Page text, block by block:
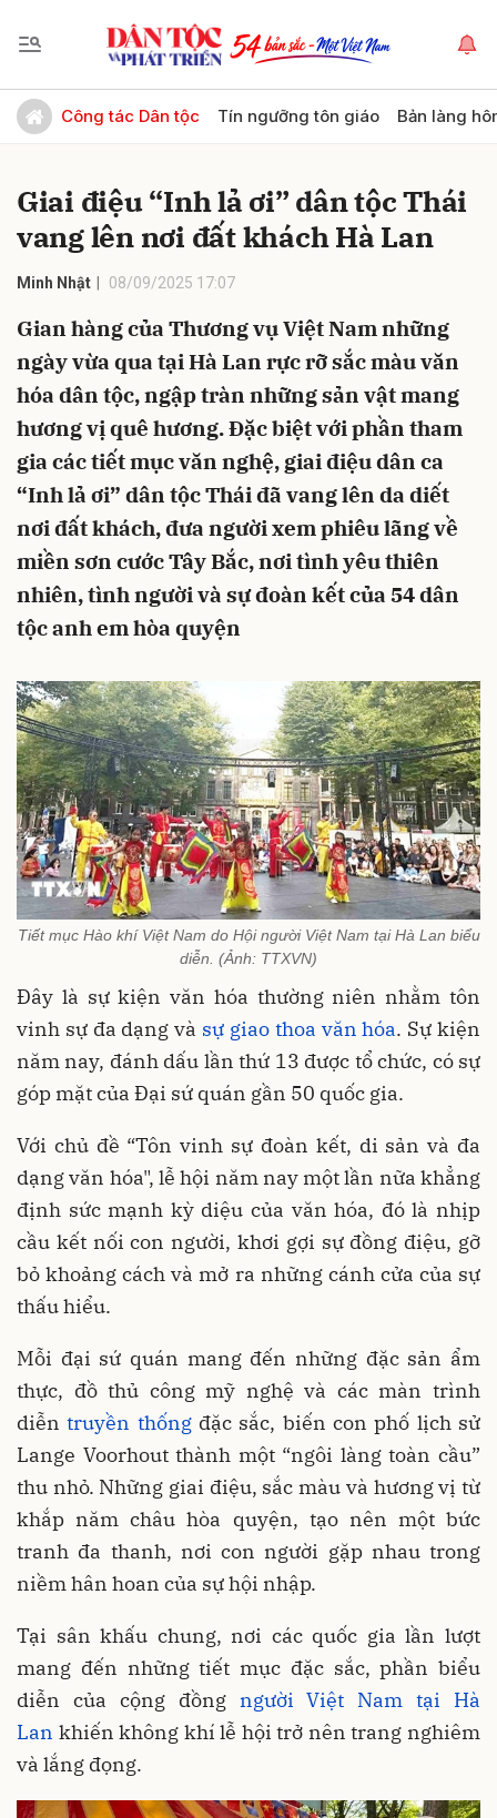
Công tác Dân tộc Tín ngưỡng tôn giáo Bản làng
Giai điệu “Inh lả ơi” dân tộc Thái
vang lên nơi đất khách Hà Lan
Minh Nhật 08/09/2025 17:07
Gian hàng của Thương vụ Việt Nam những
ngày vừa qua tại Hà Lan rực rỡ sắc màu văn
hóa dân tộc, ngập tràn những sản vật mang
hương vị quê hương. Đặc biệt với phần tham
gia các tiết mục văn nghệ, giai điệu dân ca
“Inh lả ơi” dân tộc Thái đã vang lên da diết
nơi đất khách, đưa người xem phiêu lãng về
miền sơn cước Tây Bắc, nơi tình yêu thiên
nhiên, tình người và sự đoàn kết của 54 dân
tộc anh em hòa quyện
Tiết mục Hào khí Việt Nam do Hội người Việt Nam tại Hà Lan biểu
diễn. (Ảnh: TTXVN)
Đây là sự kiện văn hóa thường niên nhằm tôn
vinh sự đa dạng và sự giao thoa văn hóa. Sự kiện
năm nay, đánh dấu lần thứ 13 được tổ chức, có sự
góp mặt của Đại sứ quán gần 50 quốc gia.
Với chủ đề “Tôn vinh sự đoàn kết, di sản và đa
dạng văn hóa", lễ hội năm nay một lần nữa khẳng
định sức mạnh kỳ diệu của văn hóa, đó là nhịp
cầu kết nối con người, khơi gợi sự đồng điệu, gỡ
bỏ khoảng cách và mở ra những cánh cửa của sự
thấu hiểu.
Mỗi đại sứ quán mang đến những đặc sản ẩm
thực, đồ thủ công mỹ nghệ và các màn trình
diễntruyền thốngđặc sắc, biến con phố lịch sử
Lange Voorhout thành một “ngôi làng toàn cầu”
thu nhỏ. Những giai điệu, sắc màu và hương vị từ
khắp năm châu hòa quyện, tạo nên một bức
tranh đa thanh, nơi con người gặp nhau trong
niềm hân hoan của sự hội nhập.
Tại sân khấu chung, nơi các quốc gia lần lượt
mang đến những tiết mục đặc sắc, phần biểu
diễn của cộng đồng người Việt Nam tại Hà
Lan khiến không khí lễ hội trở nên trang nghiêm
và lắng đọng.
Gửi bình luận
Hủy Gửi